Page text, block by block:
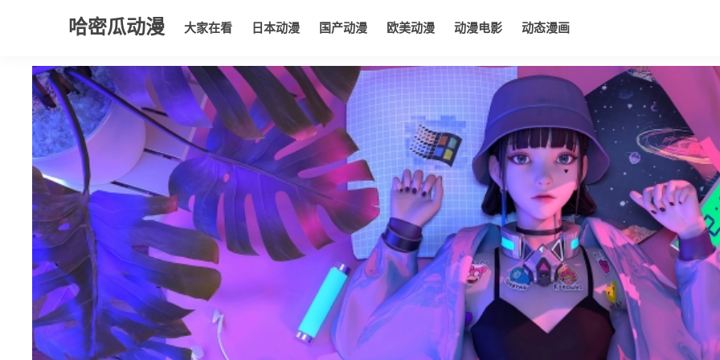
哈密瓜动漫 大家在看 日本动漫 国产动漫 欧美动漫 动漫电影 动态漫画
大家在看 日本动漫 国产动漫 欧美动漫 动漫电影 动态漫画